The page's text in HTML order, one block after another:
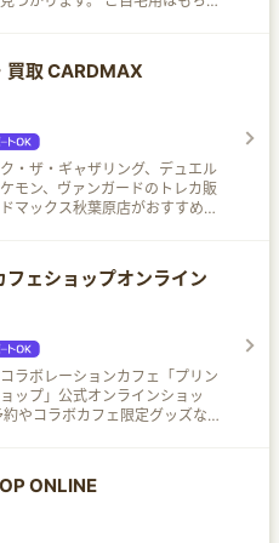
買取 CARDMAX
・ザ・ギャザリング、デュエル
モン、ヴァンガードのトレカ販
マックス秋葉原店がおすすめ！
フェショップオンライン
ラボレーションカフェ「プリン
ップ」公式オンラインショッ
ONLINE